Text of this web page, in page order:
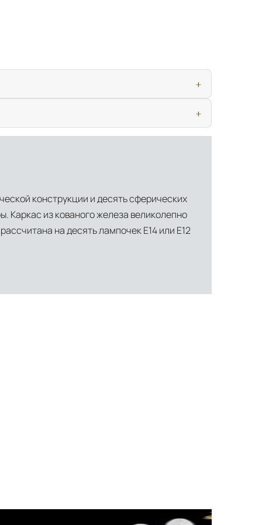
этапах маршрута.
конструкции и десять сферических
Каркас из кованого железа великолепно
на десять лампочек E14 или E12